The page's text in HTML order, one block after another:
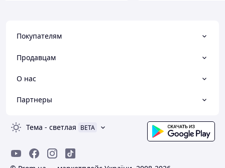
Покупателям
Продавцам
О нас
Партнеры
Тема - светлая BETA